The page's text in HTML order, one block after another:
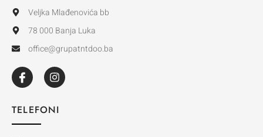
Veljka Mlađenovića bb
78 000 Banja Luka
office@grupatntdoo.ba
TELEFONI